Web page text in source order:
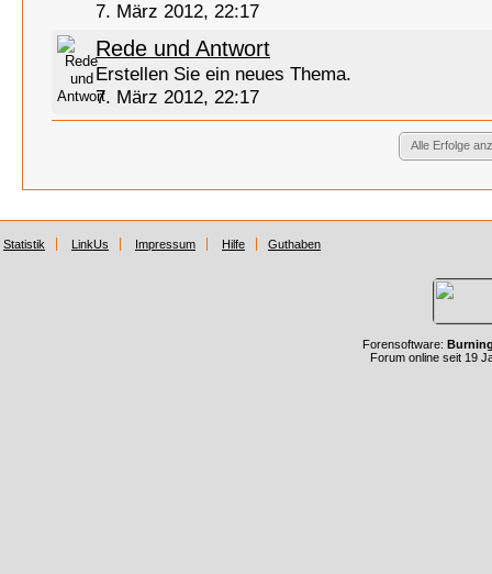
7. März 2012, 22:17
Rede und Antwort
Erstellen Sie ein neues Thema.
7. März 2012, 22:17
Alle Erfolge
Statistik LinkUs Impressum Hilfe Guthaben
Forensoftware:
Forum online seit 19